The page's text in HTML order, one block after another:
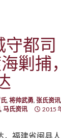
守都
剿捕
, 将帅武勇, 张氏资讯,
, 马氏资讯 2015
，福建省闽县